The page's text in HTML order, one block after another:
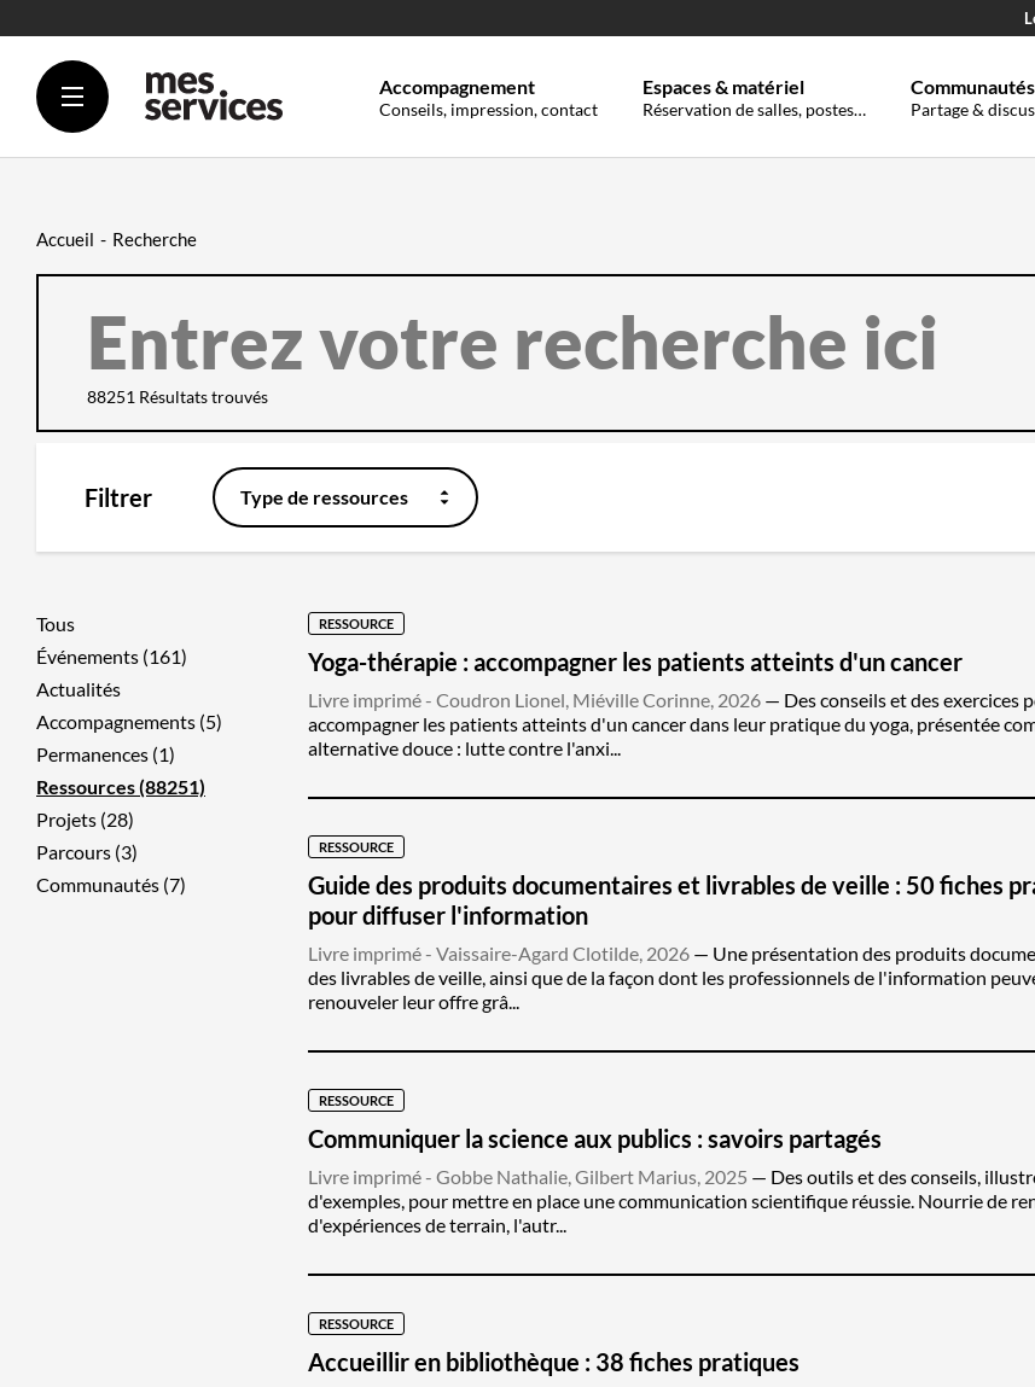
Accompagnement
Conseils, impression, contact
Espaces & matériel
Réservation de salles, postes…
Communautés
Partage &
Accueil Recherche
VOTRE
RECHERCHE
ICI
88251 Résultats trouvés
FILTREZ
SUR
QUEL
CONTENU
SE
Filtrer Type de ressources
Tous
Événements (161)
Actualités
Accompagnements (5)
Permanences (1)
Ressources (88251)
Projets (28)
Parcours (3)
Communautés (7)
RESSOURCE
Yoga-thérapie : accompagner les patients atteints d'un cancer
Livre imprimé - Coudron Lionel, Miéville Corinne, 2026
Des conseils et des exercices
accompagner les patients atteints d'un cancer dans leur pratique du yoga, présentée
alternative douce : lutte contre l'anxi...
RESSOURCE
Guide des produits documentaires et livrables de veille : 50 fiches
pour diffuser l'information
Livre imprimé - Vaissaire-Agard Clotilde, 2026
Une présentation des produits
des livrables de veille, ainsi que de la façon dont les professionnels de l'information
renouveler leur offre grâ...
RESSOURCE
Communiquer la science aux publics : savoirs partagés
Livre imprimé - Gobbe Nathalie, Gilbert Marius, 2025
Des outils et des conseils,
d'exemples, pour mettre en place une communication scientifique réussie. Nourrie de
d'expériences de terrain, l'autr...
RESSOURCE
Accueillir en bibliothèque : 38 fiches pratiques